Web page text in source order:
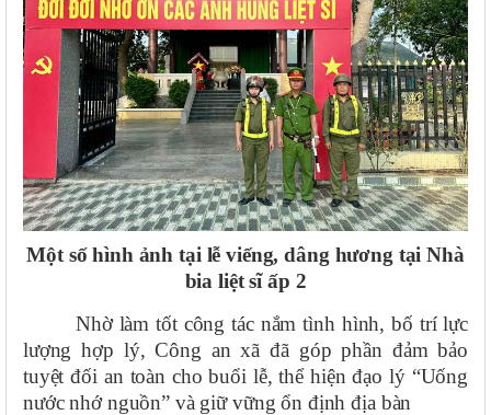
Một số hình ảnh tại lễ viếng, dâng hương tại Nhà
bia liệt sĩ ấp 2
Nhờ làm tốt công tác nắm tình hình, bố trí lực
lượng hợp lý, Công an xã đã góp phần đảm bảo
tuyệt đối an toàn cho buổi lễ, thể hiện đạo lý “Uống
nước nhớ nguồn” và giữ vững ổn định địa bàn